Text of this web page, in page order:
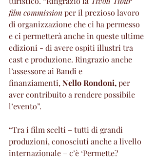
film commission per il prezioso lavoro
di organizzazione che ci ha permesso
e ci permetterà anche in queste ultime
edizioni - di avere ospiti illustri tra
cast e produzione. Ringrazio anche
l’assessore ai Bandi e
finanziamenti, Nello Rondoni, per
aver contribuito a rendere possibile
l’evento”.
“Tra i film scelti – tutti di grandi
produzioni, conosciuti anche a livello
internazionale – c’è ‘Permette?